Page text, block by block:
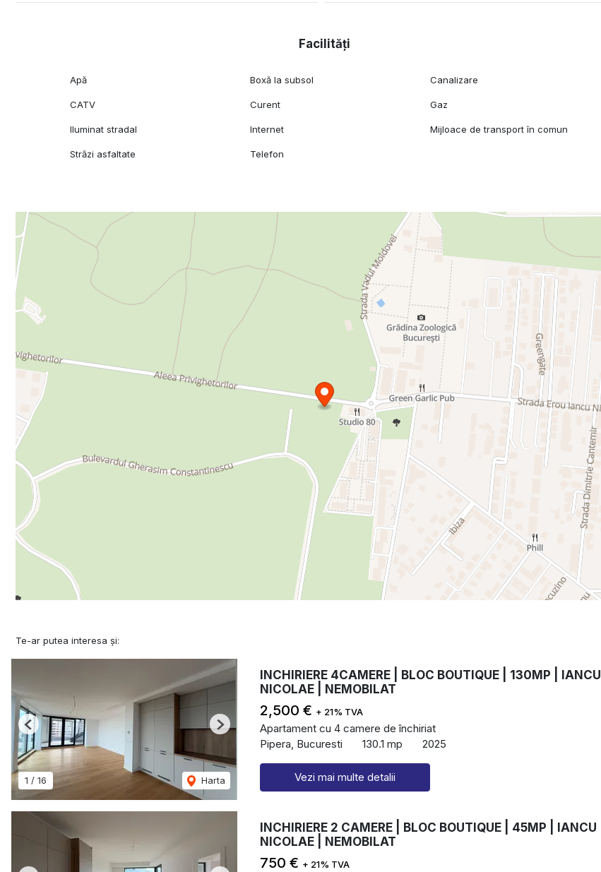
Facilități
Apă Boxă la subsol Canalizare
CATV Curent Gaz
Iluminat stradal Internet Mijloace de transport în comun
Străzi asfaltate Telefon
Te-ar putea interesa și:
1 / 16 Harta
Previous Next
INCHIRIERE 4CAMERE | BLOC BOUTIQUE | 130MP | IANCU
NICOLAE | NEMOBILAT
2,500 € + 21% TVA
Apartament cu 4 camere de închiriat
Pipera, Bucuresti
130.1 mp 2025
Vezi mai multe detalii
INCHIRIERE 2 CAMERE | BLOC BOUTIQUE | 45MP | IANCU
NICOLAE | NEMOBILAT
750 € + 21% TVA